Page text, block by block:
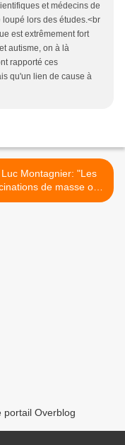
et médecins de
lors des études.<br
est extrêmement fort
autisme, on à là
rapporté ces
qu'un lien de cause à
Luc Montagnier: "Les
de masse ont
été désastreuses" >
portail Overblog